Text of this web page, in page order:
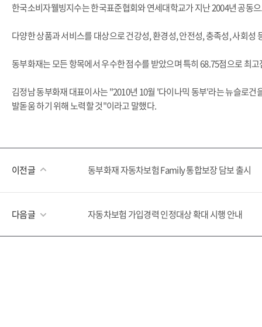
한국소비자웰빙지수는 한국표준협회와 연세대학교가 지난 2004년 공동
다양한 상품과 서비스를 대상으로 건강성, 환경성, 안전성, 충족성, 사회성
동부화재는 모든 항목에서 우수한 점수를 받았으며 특히 68.75점으로 최
김정남 동부화재 대표이사는 "2010년 10월 '다이나믹 동부'라는 뉴슬로
발돋움 하기 위해 노력할 것"이라고 말했다.
이전글 동부화재 자동차보험 Family 통합보장 담보 출시
다음글 자동차보험 가입경력 인정대상 확대 시행 안내